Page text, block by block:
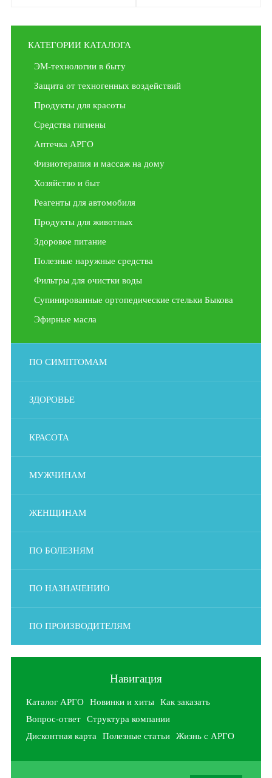
КАТЕГОРИИ КАТАЛОГА
ЭМ-технологии в быту
Защита от техногенных воздействий
Продукты для красоты
Средства гигиены
Аптечка АРГО
Физиотерапия и массаж на дому
Хозяйство и быт
Реагенты для автомобиля
Продукты для животных
Здоровое питание
Полезные наружные средства
Фильтры для очистки воды
Супинированные ортопедические стельки Быкова
Эфирные масла
ПО СИМПТОМАМ
ЗДОРОВЬЕ
КРАСОТА
МУЖЧИНАМ
ЖЕНЩИНАМ
ПО БОЛЕЗНЯМ
ПО НАЗНАЧЕНИЮ
ПО ПРОИЗВОДИТЕЛЯМ
Навигация
Каталог АРГО Новинки и хиты
Как заказать
Вопрос-ответ
Структура компании
Дисконтная карта
Полезные статьи Жизнь с АРГО